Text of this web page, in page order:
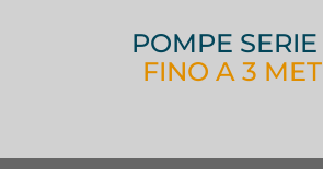
POMPE SERIE
FINO A 3